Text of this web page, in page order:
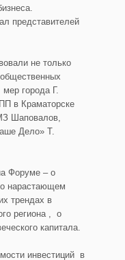
представителей
не только
мер города Г.
в Краматорске
Шаповалов,
Дело» Т.
Форуме – о
нарастающем
трендах в
региона , о
капитала.
инвестиций в